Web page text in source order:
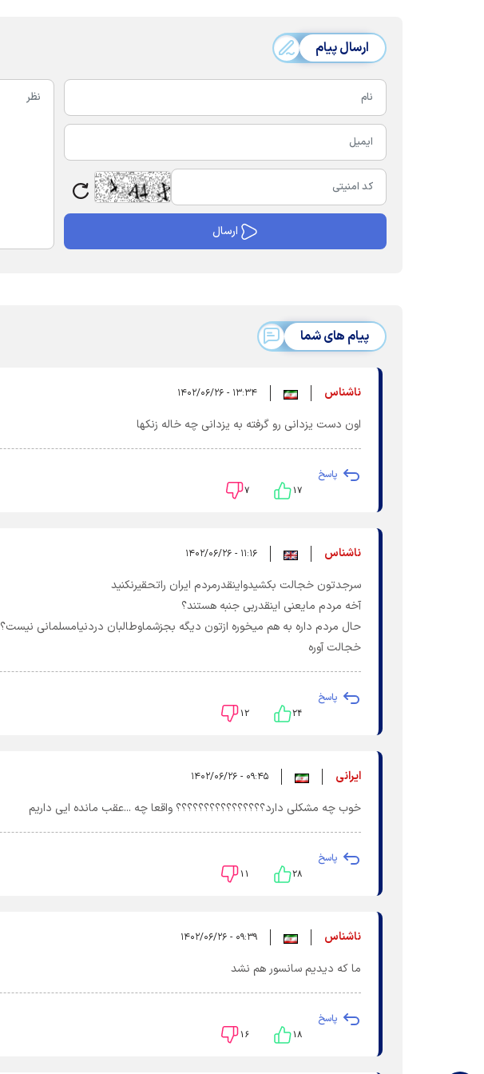
ارسال پیام
پیام های شما
ناشناس ۱۳:۳۴ - ۱۴۰۲/۰۶/۲۶
اون دست یزدانی رو گرفته به یزدانی چه خاله زنکها
پاسخ
۱۷ ۷
ناشناس ۱۱:۱۶ - ۱۴۰۲/۰۶/۲۶
سرجدتون خجالت بکشیدواینقدرمردم ایران راتحقیرنکنید
آخه مردم مایعنی اینقدربی جنبه هستند؟
حال مردم داره به هم میخوره ازتون دیگه بجزشماوطالبان دردنیامسلمانی نیست؟
خجالت آوره
پاسخ
۲۴ ۱۲
ایرانی ۰۹:۴۵ - ۱۴۰۲/۰۶/۲۶
خوب چه مشکلی دارد؟؟؟؟؟؟؟؟؟؟؟؟؟؟؟؟ واقعا چه ...عقب مانده ایی داریم
پاسخ
۲۸ ۱۱
ناشناس ۰۹:۳۹ - ۱۴۰۲/۰۶/۲۶
ما که دیدیم سانسور هم نشد
پاسخ
۱۸ ۱۶